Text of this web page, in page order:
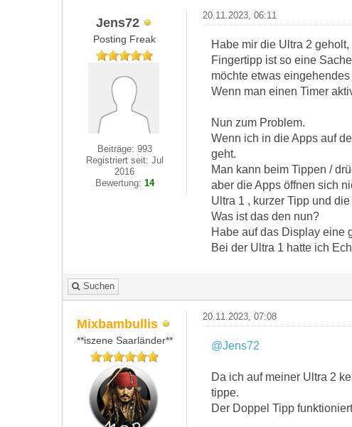
Jens72
Posting Freak
Beiträge: 993
Registriert seit: Jul
2016
Bewertung: 14
20.11.2023, 06:11
Habe mir die Ultra 2
Fingertipp ist so eine
möchte etwas
Wenn man einen Timer
Nun zum Problem.
Wenn ich in die Apps auf
geht.
Man kann beim Tippen /
aber die Apps öffnen sich
Ultra 1 , kurzer Tipp und
Was ist das den nun?
Habe auf das Display eine
Bei der Ultra 1 hatte ich
Suchen
Mixbambullis
**iszene Saarländer**
20.11.2023, 07:08
@Jens72
Da ich auf meiner Ultra 2
tippe.
Der Doppel Tipp